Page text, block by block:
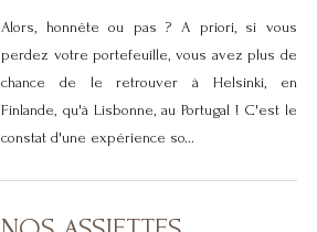
Alors, honnête ou pas ? A priori, si vous
perdez votre portefeuille, vous avez plus de
chance de le retrouver à Helsinki, en
Finlande, qu'à Lisbonne, au Portugal ! C'est le
constat d'une expérience so...